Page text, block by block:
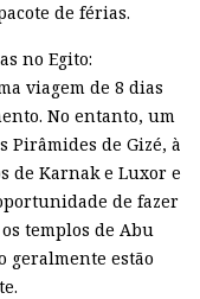
de férias.
no Egito:
viagem de 8 dias
No entanto, um
de Gizé, à
de Karnak e Luxor e
de fazer
templos de Abu
geralmente estão